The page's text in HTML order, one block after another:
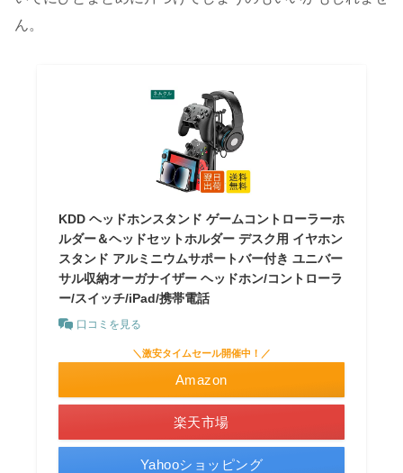
ん。
KDD ヘッドホンスタンド ゲームコントローラーホ
ルダー＆ヘッドセットホルダー デスク用 イヤホン
スタンド アルミニウムサポートバー付き ユニバー
サル収納オーガナイザー ヘッドホン/コントローラ
ー/スイッチ/iPad/携帯電話
口コミを見る
＼激安タイムセール開催中！／
Amazon
楽天市場
Yahooショッピング